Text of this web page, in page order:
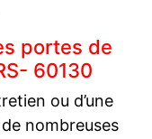
portes de
60130
ou d’une
nombreuses